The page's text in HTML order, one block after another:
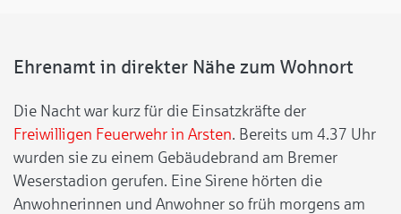
Ehrenamt in direkter Nähe zum Wohnort
Die Nacht war kurz für die Einsatzkräfte der
Freiwilligen Feuerwehr in Arsten. Bereits um 4.37 Uhr
wurden sie zu einem Gebäudebrand am Bremer
Weserstadion gerufen. Eine Sirene hörten die
Anwohnerinnen und Anwohner so früh morgens am